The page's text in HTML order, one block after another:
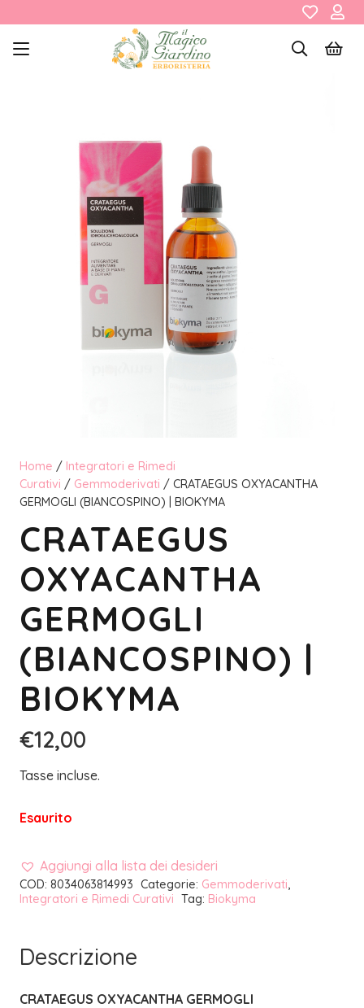
Home / Integratori e Rimedi
Curativi / Gemmoderivati / CRATAEGUS OXYACANTHA
GERMOGLI (BIANCOSPINO) | BIOKYMA
CRATAEGUS
OXYACANTHA
GERMOGLI
(BIANCOSPINO) |
BIOKYMA
€12,00
Tasse incluse.
Esaurito
Aggiungi alla lista dei desideri
COD: 8034063814993 Categorie: Gemmoderivati
Integratori e Rimedi Curativi Tag: Biokyma
Descrizione
CRATAEGUS OXYACANTHA GERMOGLI